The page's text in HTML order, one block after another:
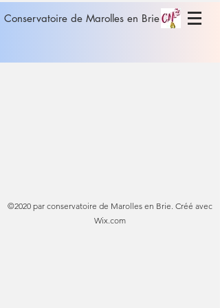
Conservatoire de Marolles en Brie
©2020 par conservatoire de Marolles en Brie. Créé avec
Wix.com